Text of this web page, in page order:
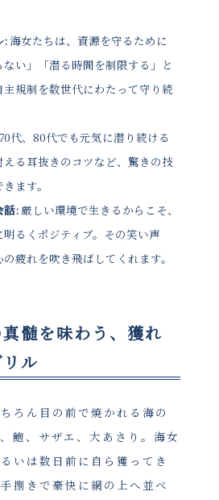
:海女たちは、資源を守るために
ない」「潜る時間を制限する」と
規制を数世代にわたって守り続
代、80代でも元気に潜り続ける
る耳抜きのコツなど、驚きの技
ます。
話:厳しい環境で生きるからこそ、
るくポジティブ。その笑い声
疲れを吹き飛ばしてくれます。
真髄を味わう、獲れ
ル
ろん目の前で焼かれる海の
鮑、サザエ、大あさり。海女
いは数日前に自ら獲ってき
捌きで豪快に網の上へ並べ